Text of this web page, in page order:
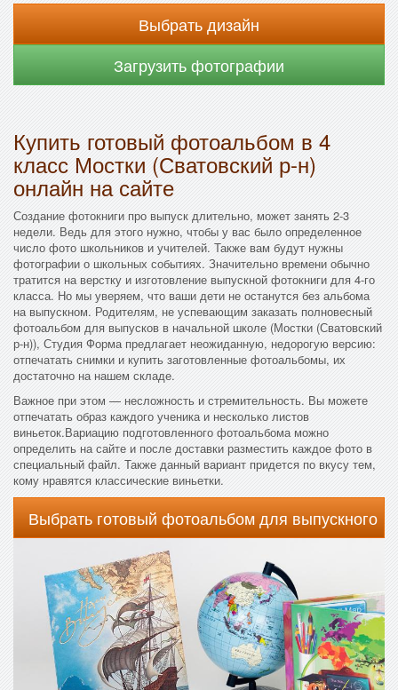
Выбрать дизайн
Загрузить фотографии
Купить готовый фотоальбом в 4
класс Мостки (Сватовский р-н)
онлайн на сайте
Создание фотокниги про выпуск длительно, может занять 2-3
недели. Ведь для этого нужно, чтобы у вас было определенное
число фото школьников и учителей. Также вам будут нужны
фотографии о школьных событиях. Значительно времени обычно
тратится на верстку и изготовление выпускной фотокниги для 4-го
класса. Но мы уверяем, что ваши дети не останутся без альбома
на выпускном. Родителям, не успевающим заказать полновесный
фотоальбом для выпусков в начальной школе (Мостки (Сватовский
р-н)), Студия Форма предлагает неожиданную, недорогую версию:
отпечатать снимки и купить заготовленные фотоальбомы, их
достаточно на нашем складе.
Важное при этом — несложность и стремительность. Вы можете
отпечатать образ каждого ученика и несколько листов
виньеток.Вариацию подготовленного фотоальбома можно
определить на сайте и после доставки разместить каждое фото в
специальный файл. Также данный вариант придется по вкусу тем,
кому нравятся классические виньетки.
Выбрать готовый фотоальбом для выпускного